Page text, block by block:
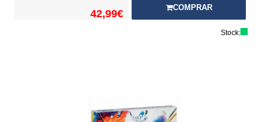
42,99€
COMPRAR
Stock: